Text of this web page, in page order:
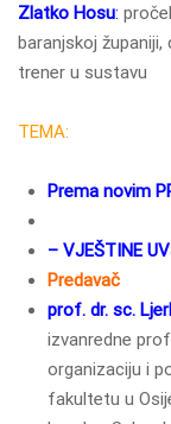
Zlatko Hosu:
baranjskoj
trener u sustavu
TEMA:
Prema novim
– VJEŠTINE
Predavač
prof. dr. sc.
izvanredne
organizaciju i
fakultetu u